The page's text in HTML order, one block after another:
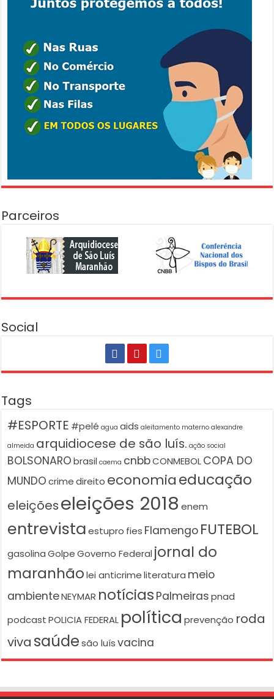
Parceiros
Social
Tags
#ESPORTE #pelé agua aids aleitamento materno alexandre
almeida arquidiocese de são luís. ação social
BOLSONARO brasil caema cnbbCONMEBOLCOPA DO
MUNDO crime direito economiaeducação
eleiçõeseleições 2018 enem
entrevista estupro fies Flamengo FUTEBOL
gasolina Golpe Governo Federal jornal do
maranhão lei anticrime literatura meio
ambienteNEYMAR notícias Palmeiras pnad
podcast POLICIA FEDERAL política prevenção roda
viva saúde são luís vacina